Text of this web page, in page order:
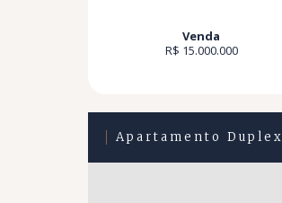
Venda
R$ 15.000.000
Apartamento Duplex